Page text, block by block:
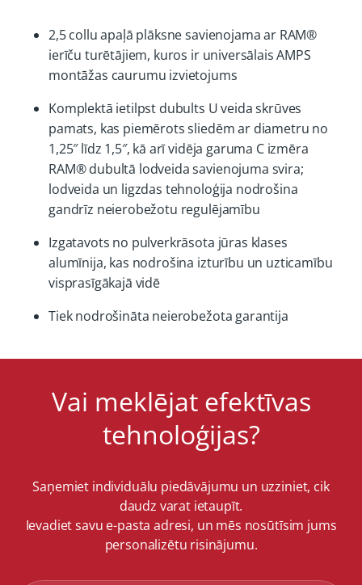
2,5 collu apaļā plāksne savienojama ar RAM®
ierīču turētājiem, kuros ir universālais AMPS
montāžas caurumu izvietojums
Komplektā ietilpst dubults U veida skrūves
pamats, kas piemērots sliedēm ar diametru no
1,25″ līdz 1,5″, kā arī vidēja garuma C izmēra
RAM® dubultā lodveida savienojuma svira;
lodveida un ligzdas tehnoloģija nodrošina
gandrīz neierobežotu regulējamību
Izgatavots no pulverkrāsota jūras klases
alumīnija, kas nodrošina izturību un uzticamību
visprasīgākajā vidē
Tiek nodrošināta neierobežota garantija
Vai meklējat efektīvas
tehnoloģijas?
Saņemiet individuālu piedāvājumu un uzziniet, cik
daudz varat ietaupīt.
Ievadiet savu e-pasta adresi, un mēs nosūtīsim jums
personalizētu risinājumu.